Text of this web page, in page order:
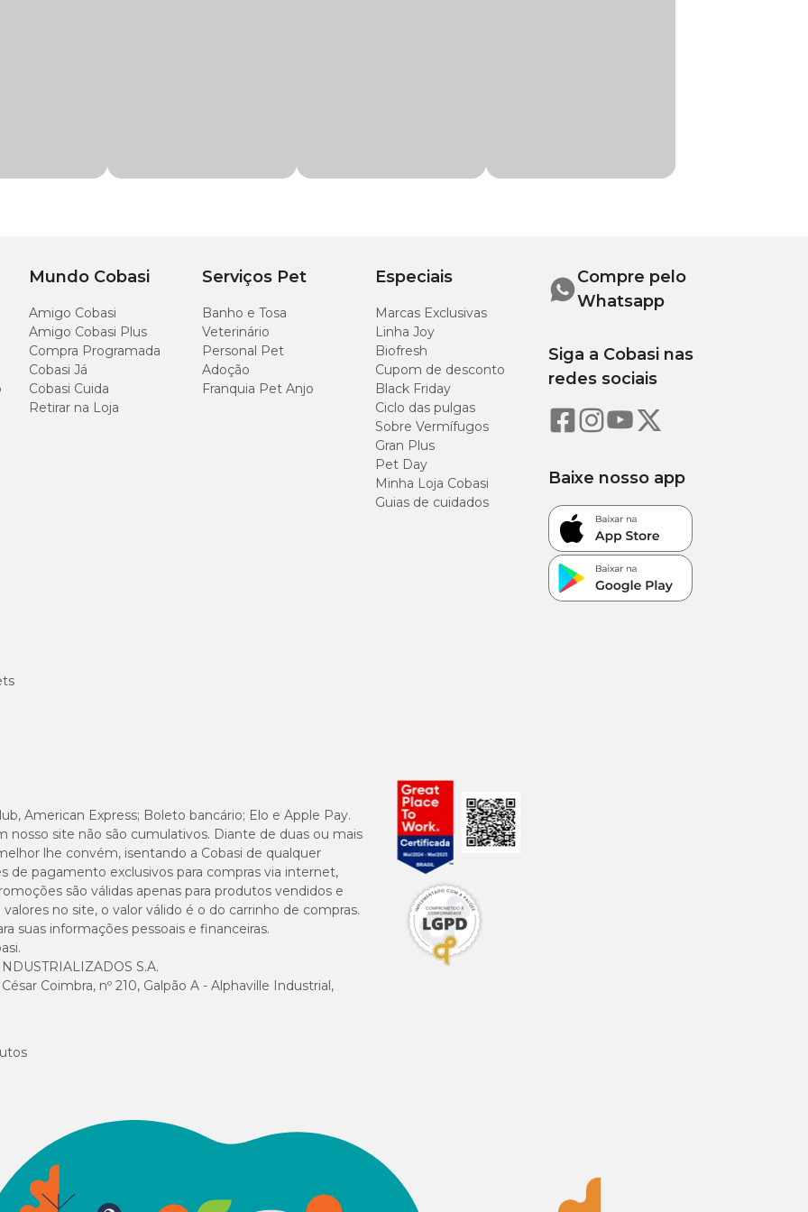
pode ser usado concentrado ou diluído na proporção de 10ml para 1 litro de água,
agir por 5 minutos e depois enxágue normalmente.
caso de machos que levantam a perna para urinar.
atingidas, lave-as com água corrente por 15 minutos;
Mundo Cobasi
Amigo Cobasi
Amigo Cobasi Plus
Compra Programada
Cobasi Já
Cobasi Cuida
Retirar na Loja
Serviços Pet
Banho e Tosa
Veterinário
Personal Pet
Adoção
Franquia Pet Anjo
Especiais
Marcas Exclusivas
Linha Joy
Biofresh
Cupom de desconto
Black Friday
Ciclo das pulgas
Sobre Vermífugos
Gran Plus
Pet Day
Minha Loja Cobasi
Guias de cuidados
Compre pelo
Whatsapp
Siga a Cobasi nas
redes sociais
Baixe nosso app
American Express; Boleto bancário; Elo e Apple Pay.
nosso site não são cumulativos. Diante de duas ou mais
lhe convém, isentando a Cobasi de qualquer
de pagamento exclusivos para compras via internet,
são válidas apenas para produtos vendidos e
no site, o valor válido é o do carrinho de compras.
suas informações pessoais e financeiras.
S.A.
Coimbra, nº 210, Galpão A - Alphaville Industrial,